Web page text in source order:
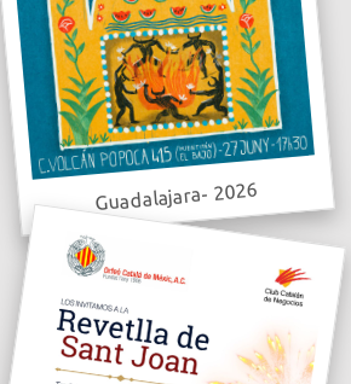
Guadalajara- 2026